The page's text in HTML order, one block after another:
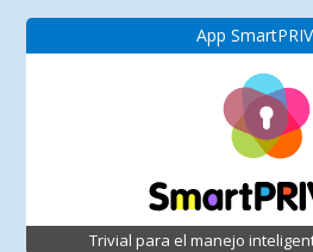
App
Trivial para el manejo